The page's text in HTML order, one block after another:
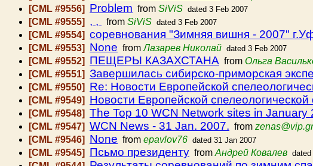
[CML #9556] Problem from SiViS dated 3 Feb 2007
[CML #9555] , , from SiViS dated 3 Feb 2007
[CML #9554] соревнования "Зимняя вишня - 2007"
[CML #9553] None fromЛазарев Николай dated 3 Feb 2007
[CML #9552] ПЕЩЕРЫ КАЗАХСТАНА from Ольга
[CML #9551] Завершилась сибирско-приморская
[CML #9550] Re: Новости Европейской
[CML #9549] Новости Европейской
[CML #9548] The Top 10 WCN Network sites in January
[CML #9547] WCN News - 31 Jan. 2007. from zenas@vip.gr
[CML #9546] None from epavlov76 dated 31 Jan 2007
[CML #9545] Псьмо президенту from Андрей Ковалев